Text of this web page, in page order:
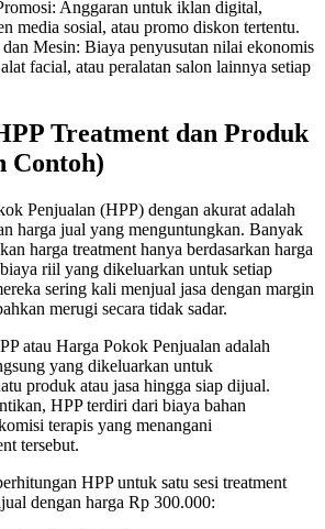
Anggaran untuk iklan digital,
media sosial, atau promo diskon tertentu.
Mesin: Biaya penyusutan nilai ekonomis
facial, atau peralatan salon lainnya setiap
Treatment dan Produk
Contoh)
Penjualan (HPP) dengan akurat adalah
harga jual yang menguntungkan. Banyak
harga treatment hanya berdasarkan harga
riil yang dikeluarkan untuk setiap
sering kali menjual jasa dengan margin
merugi secara tidak sadar.
atau Harga Pokok Penjualan adalah
yang dikeluarkan untuk
produk atau jasa hingga siap dijual.
HPP terdiri dari biaya bahan
terapis yang menangani
tersebut.
HPP untuk satu sesi treatment
dengan harga Rp 300.000: